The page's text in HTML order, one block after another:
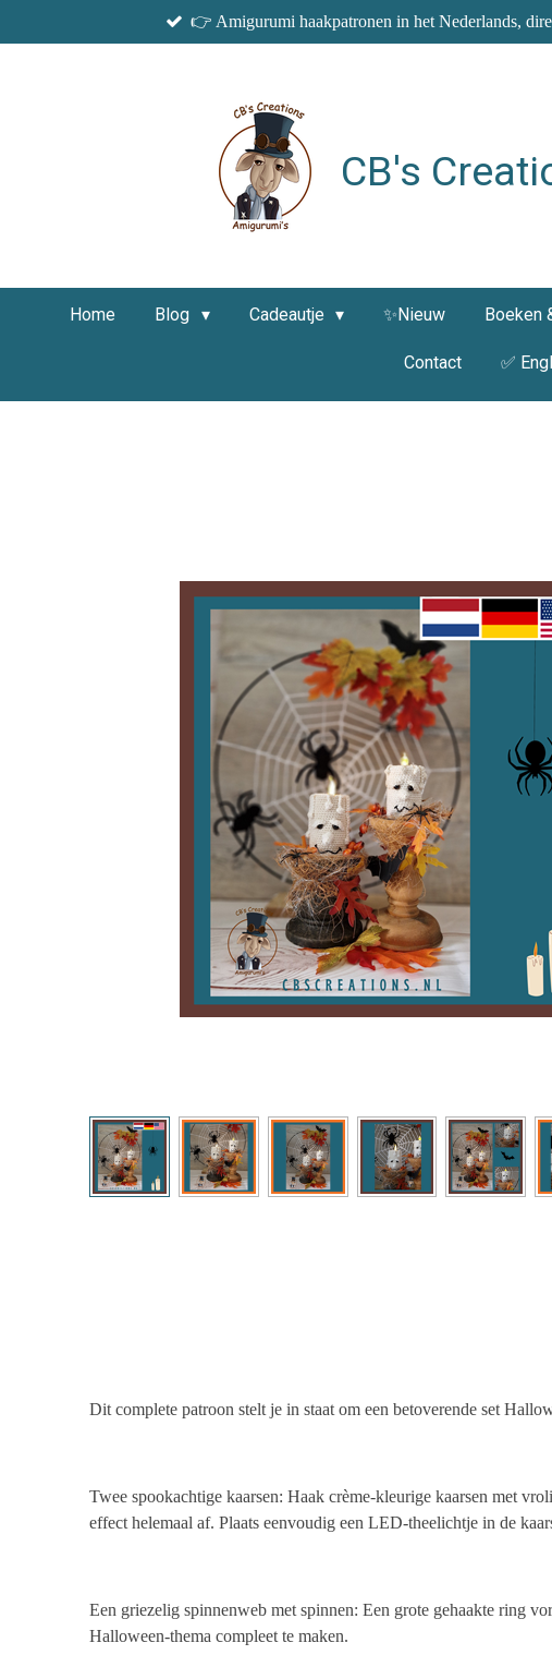
direct
👉 Amigurumi haakpatronen in het Nederlands,
CB's
Home Blog Cadeautje ✨Nieuw Boeken
Contact ✅
Dit complete patroon stelt je in staat om een betoverende set
Twee spookachtige kaarsen: Haak crème-kleurige kaarsen met
effect helemaal af. Plaats eenvoudig een LED-theelichtje in de
Een griezelig spinnenweb met spinnen: Een grote gehaakte ring
Halloween-thema compleet te maken.